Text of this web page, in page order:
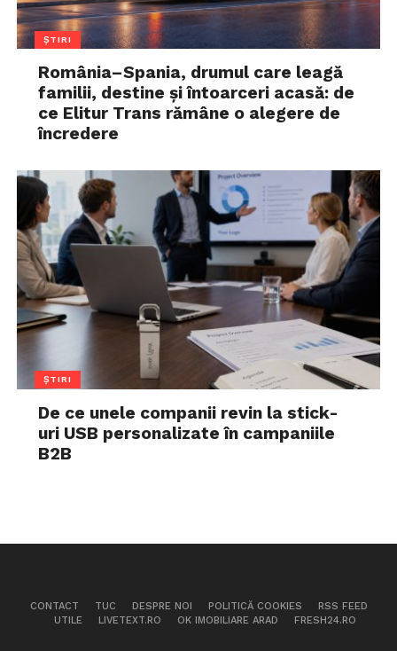
ȘTIRI
România–Spania, drumul care leagă
familii, destine și întoarceri acasă: de
ce Elitur Trans rămâne o alegere de
încredere
ȘTIRI
De ce unele companii revin la stick-
uri USB personalizate în campaniile
B2B
CONTACT TUC DESPRE NOI POLITICĂ COOKIES
RSS FEED
UTILE
LIVETEXT.RO OK IMOBILIARE ARAD FRESH24.RO